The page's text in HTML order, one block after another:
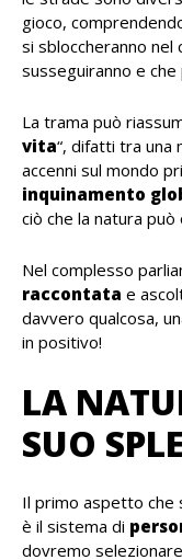
gioco,
si sbloccheranno nel
susseguiranno e
La trama può
vita“, difatti tra una
accenni sul mondo
inquinamento
ciò che la natura
Nel complesso
raccontata e
davvero qualcosa,
in positivo!
LA
SUO
Il primo aspetto che
è il sistema di
dovremo